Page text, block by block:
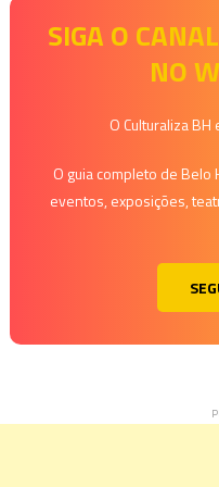
SIGA O
NO
O Culturaliza
O guia completo de
eventos, exposições,